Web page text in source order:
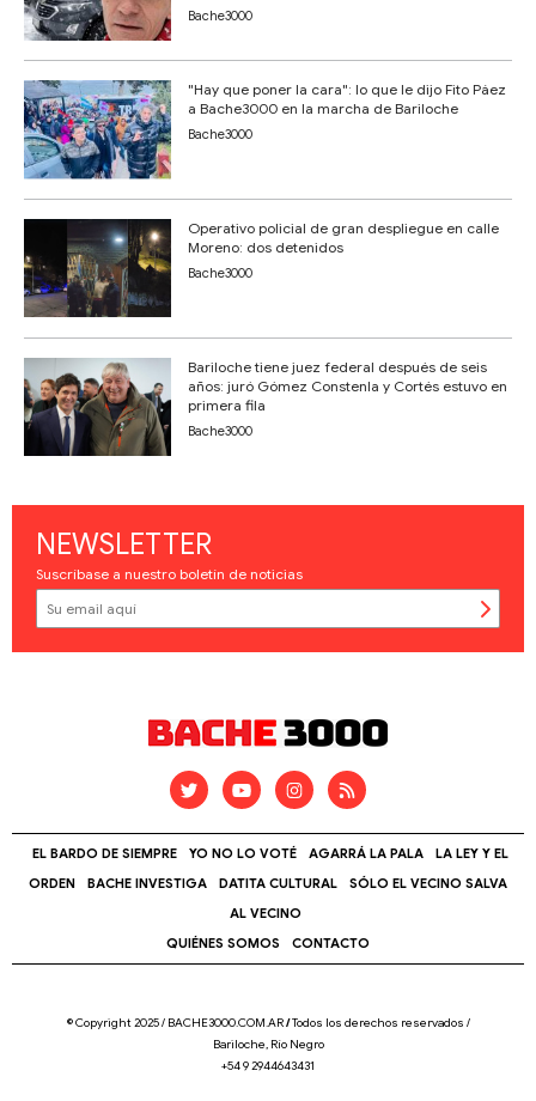
Bache3000
"Hay que poner la cara": lo que le dijo Fito Páez
a Bache3000 en la marcha de Bariloche
Bache3000
Operativo policial de gran despliegue en calle
Moreno: dos detenidos
Bache3000
Bariloche tiene juez federal después de seis
años: juró Gómez Constenla y Cortés estuvo en
primera fila
Bache3000
NEWSLETTER
Suscríbase a nuestro boletín de noticias
EL BARDO DE SIEMPRE YO NO LO VOTÉ AGARRÁ LA PALA
LA LEY Y EL
ORDEN
BACHE INVESTIGA DATITA CULTURAL
SÓLO EL VECINO SALVA
AL VECINO
QUIÉNES SOMOS
CONTACTO
© Copyright 2025 / BACHE3000.COM.AR/Todos los derechos reservados /
Bariloche, Río Negro
+54 9 2944643431